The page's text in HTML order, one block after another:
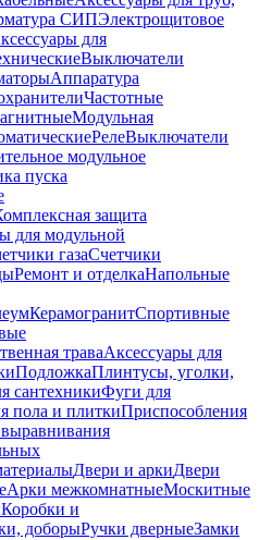
СИПЭлектрощитовое
для
Выключатели
Аппаратура
Частотные
Модульная
РелеВыключатели
модульное
пуска
защита
для модульной
газаСчетчики
Ремонт и отделкаНапольные
КерамогранитСпортивные
траваАксессуары для
ПодложкаПлинтусы, уголки,
сантехникиФуги для
пола и плиткиПриспособления
Двери и аркиДвери
Арки межкомнатныеМоскитные
Коробки и
доборыРучки дверныеЗамки